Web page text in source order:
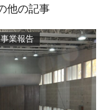
他の記事
事業報告